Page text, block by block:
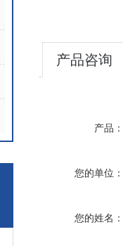
产品咨询
产品：
您的单位：
您的姓名：